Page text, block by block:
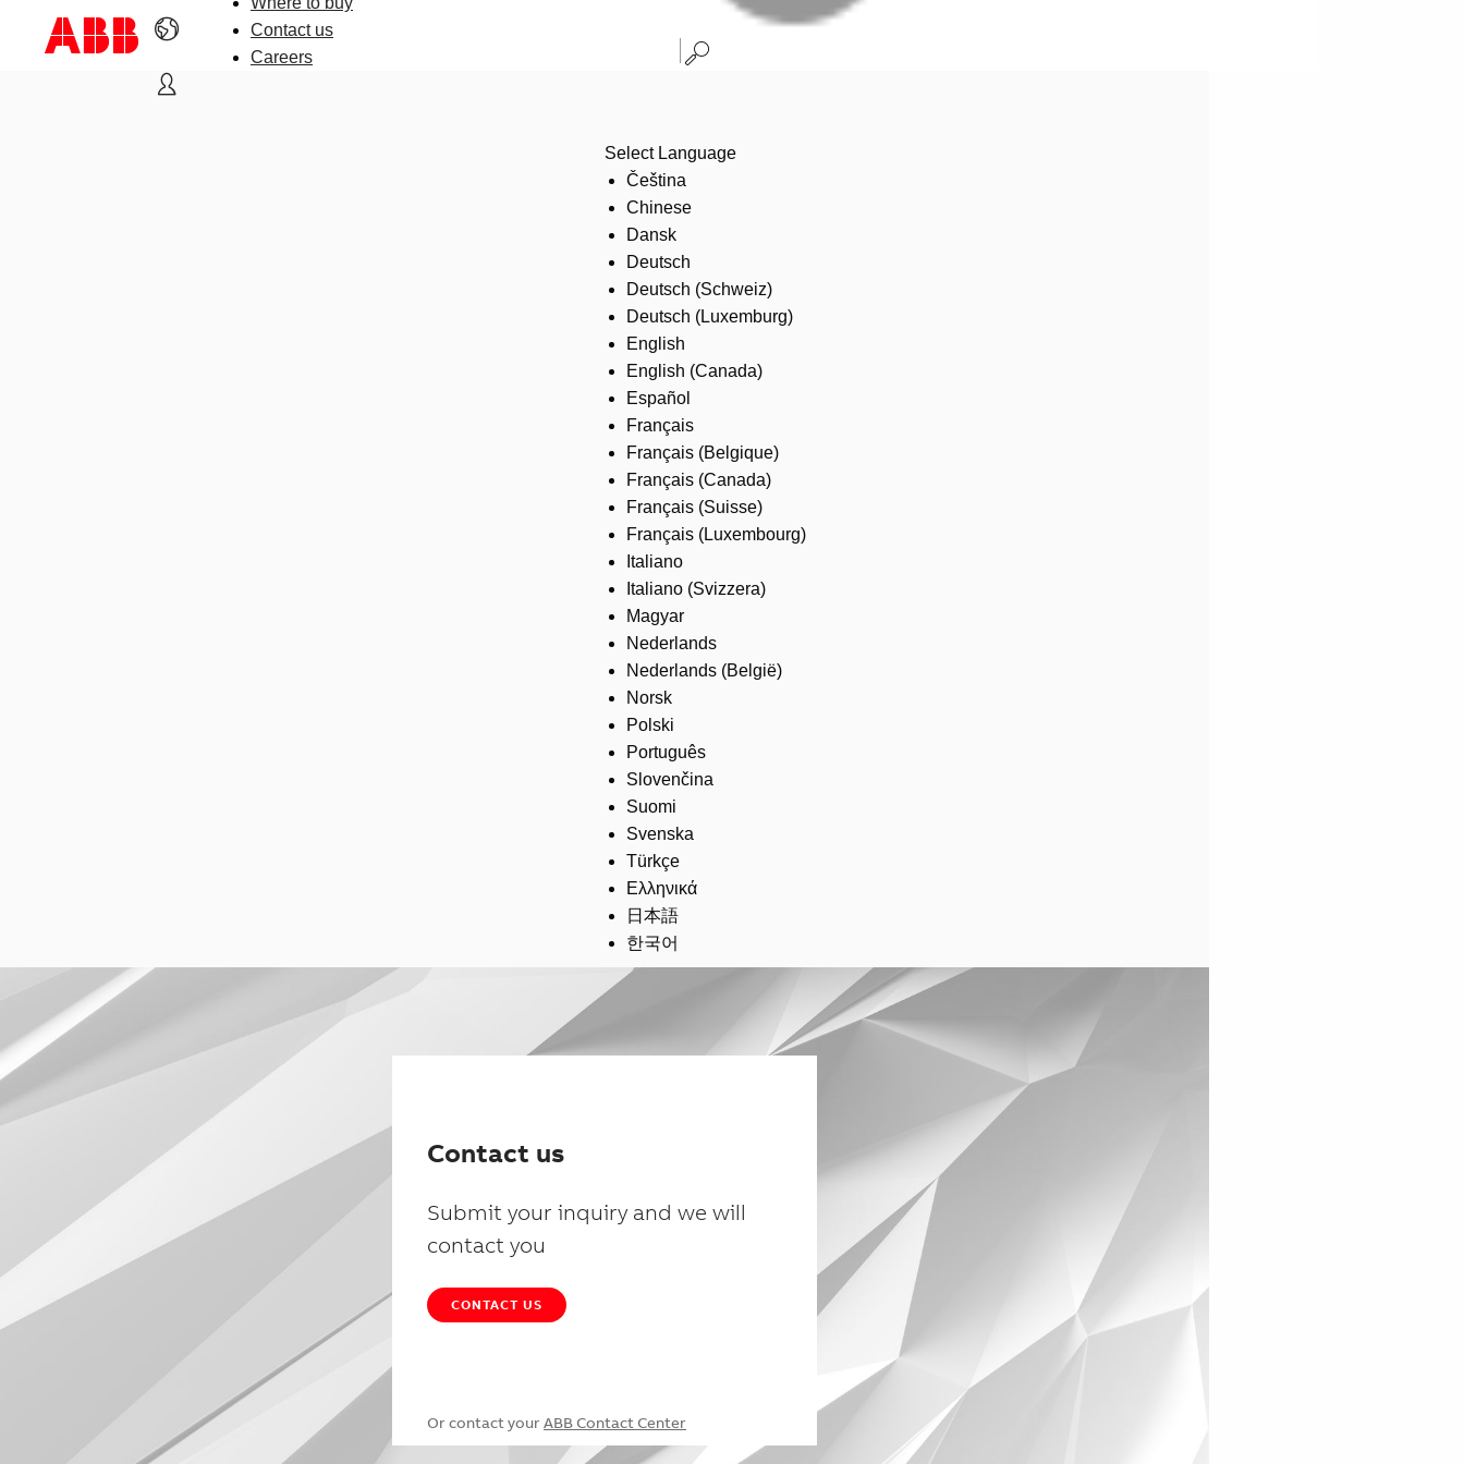
Contact us
Careers
Select Language
Čeština
Chinese
Dansk
Deutsch
Deutsch (Schweiz)
Deutsch (Luxemburg)
English
English (Canada)
Español
Français
Français (Belgique)
Français (Canada)
Français (Suisse)
Français (Luxembourg)
Italiano
Italiano (Svizzera)
Magyar
Nederlands
Nederlands (België)
Norsk
Polski
Português
Slovenčina
Suomi
Svenska
Türkçe
Ελληνικά
日本語
한국어
Contact us
Submit your inquiry and we will
contact you
CONTACT US
Or contact your ABB Contact Center